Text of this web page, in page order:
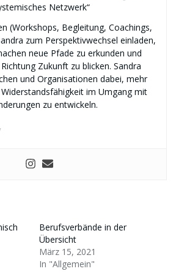
Netzwerk“
(Workshops, Begleitung, Coachings,
zum Perspektivwechsel einladen,
neue Pfade zu erkunden und
Zukunft zu blicken. Sandra
und Organisationen dabei, mehr
im Umgang mit
zu entwickeln.
Berufsverbände in der
Übersicht
März 15, 2021
In "Allgemein"